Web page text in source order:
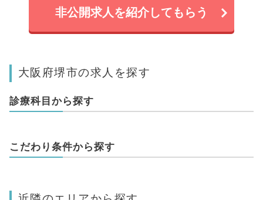
非公開求人を紹介してもらう
大阪府堺市の求人を探す
診療科目から探す
こだわり条件から探す